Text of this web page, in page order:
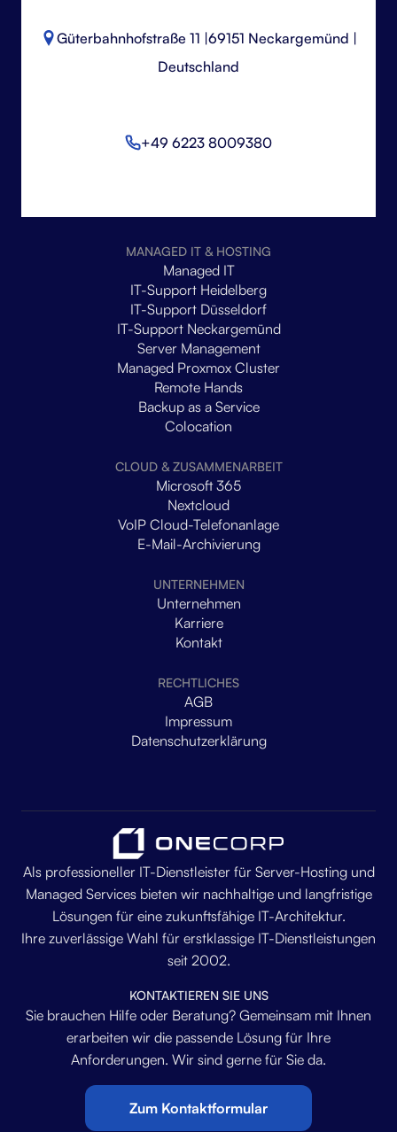
Güterbahnhofstraße 11 |69151 Neckargemünd |
Deutschland
+49 6223 8009380
MANAGED IT & HOSTING
Managed IT
IT-Support Heidelberg
IT-Support Düsseldorf
IT-Support Neckargemünd
Server Management
Managed Proxmox Cluster
Remote Hands
Backup as a Service
Colocation
CLOUD & ZUSAMMENARBEIT
Microsoft 365
Nextcloud
VoIP Cloud-Telefonanlage
E-Mail-Archivierung
UNTERNEHMEN
Unternehmen
Karriere
Kontakt
RECHTLICHES
AGB
Impressum
Datenschutzerklärung
Als professioneller IT-Dienstleister für Server-Hosting und
Managed Services bieten wir nachhaltige und langfristige
Lösungen für eine zukunftsfähige IT-Architektur.
Ihre zuverlässige Wahl für erstklassige IT-Dienstleistungen
seit 2002.
KONTAKTIEREN SIE UNS
Sie brauchen Hilfe oder Beratung? Gemeinsam mit Ihnen
erarbeiten wir die passende Lösung für Ihre
Anforderungen. Wir sind gerne für Sie da.
Zum Kontaktformular